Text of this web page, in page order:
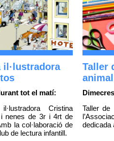
il·lustradora
tot el matí:
Cristina
nenes de 3r i 4rt de
la col·laboració de
de lectura infantill.
Taller
Taller de
dedicada